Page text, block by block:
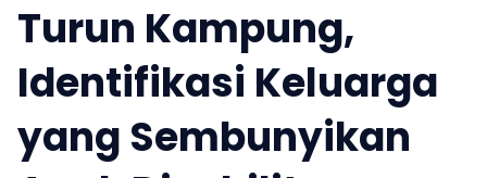
Turun Kampung,
Identifikasi Keluarga
yang Sembunyikan